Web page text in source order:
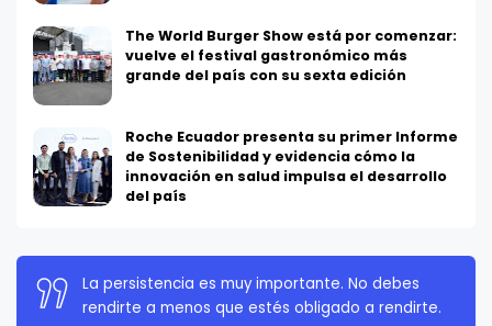
The World Burger Show está por comenzar:
vuelve el festival gastronómico más
grande del país con su sexta edición
Roche Ecuador presenta su primer Informe
de Sostenibilidad y evidencia cómo la
innovación en salud impulsa el desarrollo
del país
Si algo es lo suficientemente importante, incluso
si las probabilidades están en tu contra, debes
La persistencia es muy importante. No debes
rendirte a menos que estés obligado a rendirte.